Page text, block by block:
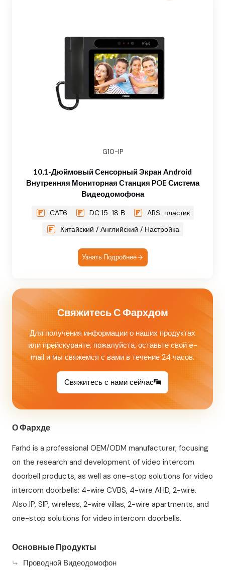
G10-IP
10,1-Дюймовый Сенсорный Экран Android
Внутренняя Мониторная Станция POE Система
Видеодомофона
CAT6 DC 15-18 В
ABS-пластик
Китайский / Английский / Настройка
Узнать Подробнее
Свяжитесь С Фархдом
Для получения информации о наших продуктах
или прейскуранте, пожалуйста, оставьте свой e-
mail и мы свяжемся с вами в течение 24 часов.
Свяжитесь с нами сейчас
О Фархде
Farhd is a professional OEM/ODM manufacturer, focusing
on the research and development of video intercom
doorbell products, as well as one-stop solutions for video
intercom doorbells: 4-wire CVBS, 4-wire AHD, 2-wire.
Also IP, SIP, wireless, 2-wire villas, 2-wire apartments, and
one-stop solutions for video intercom doorbells.
Основные Продукты
Проводной Видеодомофон